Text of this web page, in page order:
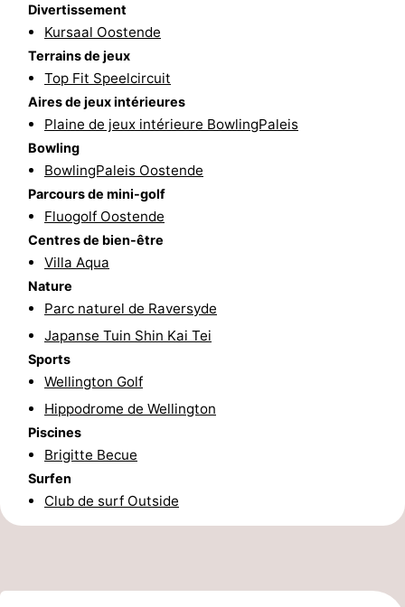
Occidentale
Bruges
Gand
Ypres
Nature
Het
Zwin
Knokke-
Heist
Zeebrugge
Blankenberge
Wenduine
Bredene
Middelkerke
Nieuport
-
Divertissement
Kursaal Oostende
Terrains de jeux
Top Fit Speelcircuit
Aires de jeux intérieures
Plaine de jeux intérieure BowlingPaleis
Bowling
BowlingPaleis Oostende
Parcours de mini-golf
Fluogolf Oostende
Centres de bien-être
Villa Aqua
Nature
Parc naturel de Raversyde
Japanse Tuin Shin Kai Tei
Sports
Wellington Golf
Hippodrome de Wellington
Piscines
Brigitte Becue
Surfen
Club de surf Outside